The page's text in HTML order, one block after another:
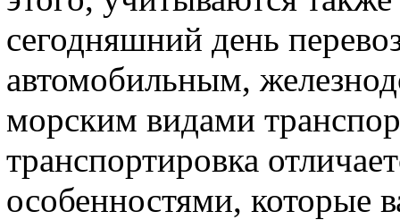
сегодняшний день
автомобильным,
морским видами
транспортировка
особенностями, которые